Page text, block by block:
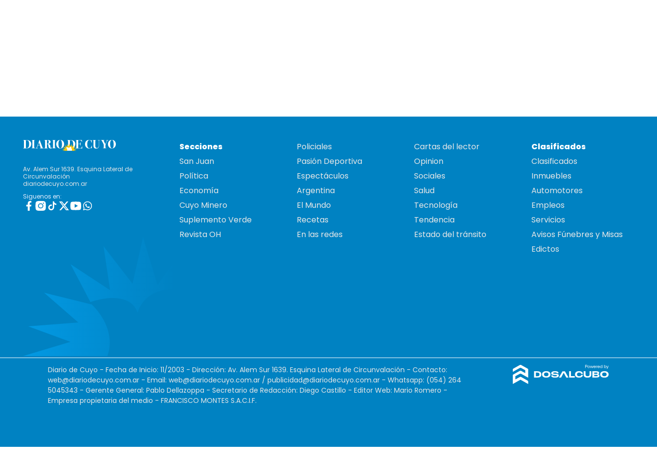
Av. Alem Sur 1639. Esquina Lateral de
Circunvalación
diariodecuyo.com.ar
Siguenos en:
Secciones
San Juan
Política
Economía
Cuyo Minero
Suplemento Verde
Revista OH
Policiales
Pasión Deportiva
Espectáculos
Argentina
El Mundo
Recetas
En las redes
Cartas del lector
Opinion
Sociales
Salud
Tecnología
Tendencia
Estado del tránsito
Clasificados
Clasificados
Inmuebles
Automotores
Empleos
Servicios
Avisos Fúnebres y Misas
Edictos
Diario de Cuyo - Fecha de Inicio: 11/2003 - Dirección: Av. Alem Sur 1639. Esquina Lateral de Circunvalación - Contacto:
web@diariodecuyo.com.ar - Email: web@diariodecuyo.com.ar / publicidad@diariodecuyo.com.ar - Whatsapp: (054) 264
5045343 - Gerente General: Pablo Dellazoppa - Secretario de Redacción: Diego Castillo - Editor Web: Mario Romero -
Empresa propietaria del medio - FRANCISCO MONTES S.A.C.I.F.